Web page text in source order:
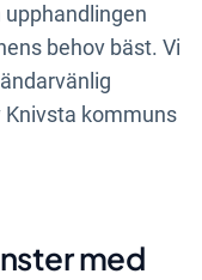
behov bäst. Vi
Knivsta kommuns
med